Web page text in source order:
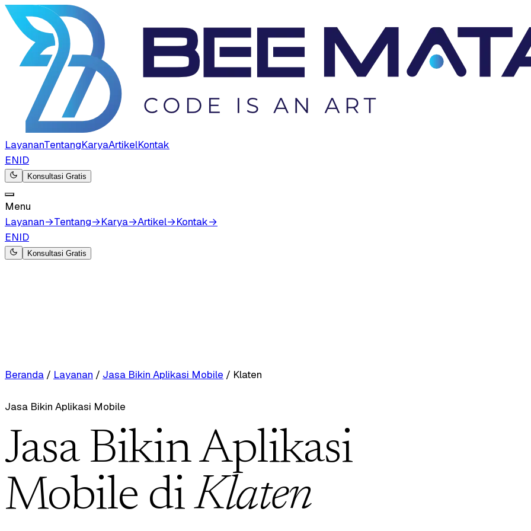
LayananTentangKaryaArtikelKontak
ENID
Konsultasi Gratis
Menu
Layanan→Tentang→Karya→Artikel→Kontak→
ENID
Konsultasi Gratis
Beranda / Layanan / Jasa Bikin Aplikasi Mobile / Klaten
Jasa Bikin Aplikasi Mobile
Jasa Bikin Aplikasi
Mobile diKlaten